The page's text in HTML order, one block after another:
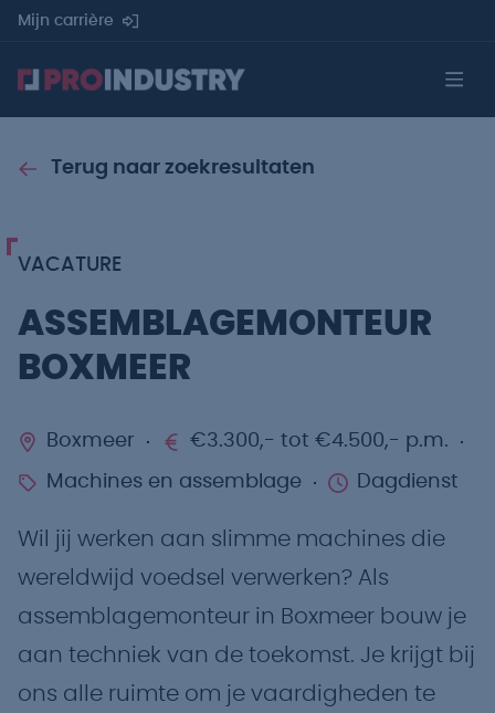
Mijn carrière
Terug naar zoekresultaten
VACATURE
ASSEMBLAGEMONTEUR
BOXMEER
Boxmeer €3.300,- tot €4.500,- p.m.
Machines en assemblage Dagdienst
Wil jij werken aan slimme machines die
wereldwijd voedsel verwerken? Als
assemblagemonteur in Boxmeer bouw je
aan techniek van de toekomst. Je krijgt bij
ons alle ruimte om je vaardigheden te